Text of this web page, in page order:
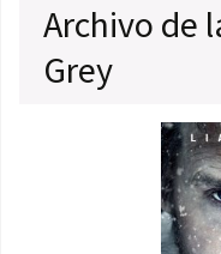
Archivo de
Grey